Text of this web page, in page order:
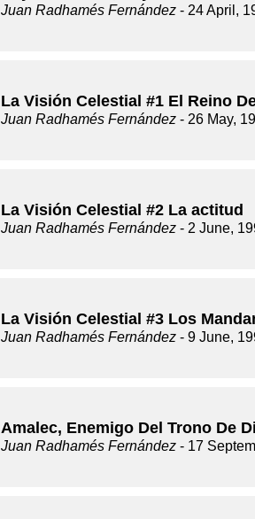
Juan Radhamés Fernández - 24 April,
La Visión Celestial #1 El Reino
Juan Radhamés Fernández - 26 May,
La Visión Celestial #2 La actitud
Juan Radhamés Fernández - 2 June,
La Visión Celestial #3 Los
Juan Radhamés Fernández - 9 June,
Amalec, Enemigo Del Trono De
Juan Radhamés Fernández - 17